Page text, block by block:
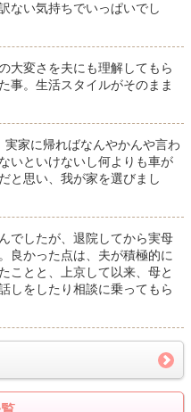
ない気持ちでいっぱいでし
大変さを夫にも理解してもら
事。生活スタイルがそのまま
家に帰ればなんやかんや言わ
いといけないし何よりも車が
と思い、我が家を選びまし
でしたが、退院してから実母
良かった点は、夫が積極的に
ことと、上京して以来、母と
しをしたり相談に乗ってもら